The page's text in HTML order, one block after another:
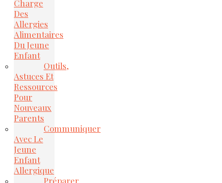
Charge
Des
Allergies
Alimentaires
Du Jeune
Enfant
Outils,
Astuces Et
Ressources
Pour
Nouveaux
Parents
Communiquer
Avec Le
Jeune
Enfant
Allergique
Préparer